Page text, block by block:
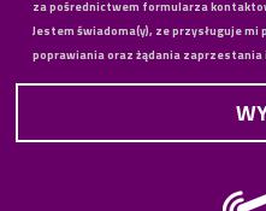
za pośrednictwem formularza
Jestem świadoma(y), ze przysługuje
poprawiania oraz żądania